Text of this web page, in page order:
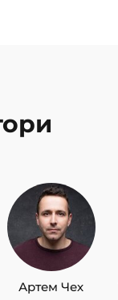
Артем Чех